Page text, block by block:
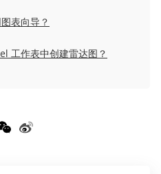
表向导？
工作表中创建雷达图？